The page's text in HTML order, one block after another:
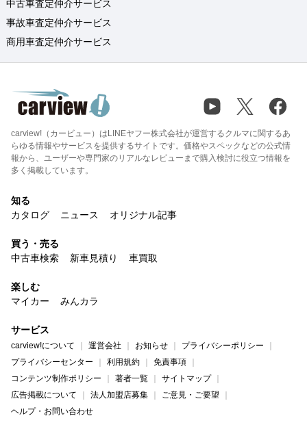
中古車査定仲介サービス
事故車査定仲介サービス
商用車査定仲介サービス
carview!（カービュー）はLINEヤフー株式会社が運営するクルマに関するあ
らゆる情報やサービスを提供するサイトです。価格やスペックなどの公式情
報から、ユーザーや専門家のリアルなレビューまで購入検討に役立つ情報を
多く掲載しています。
知る
カタログ
ニュース オリジナル記事
買う・売る
中古車検索
新車見積り 車買取
楽しむ
マイカー
みんカラ
サービス
carview!について 運営会社 お知らせ
プライバシーポリシー
プライバシーセンター
利用規約
免責事項
コンテンツ制作ポリシー
著者一覧
サイトマップ
広告掲載について
法人加盟店募集
ご意見・ご要望
ヘルプ・お問い合わせ